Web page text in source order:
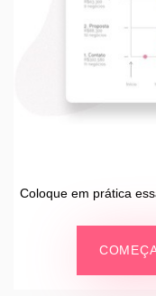
Coloque em prática